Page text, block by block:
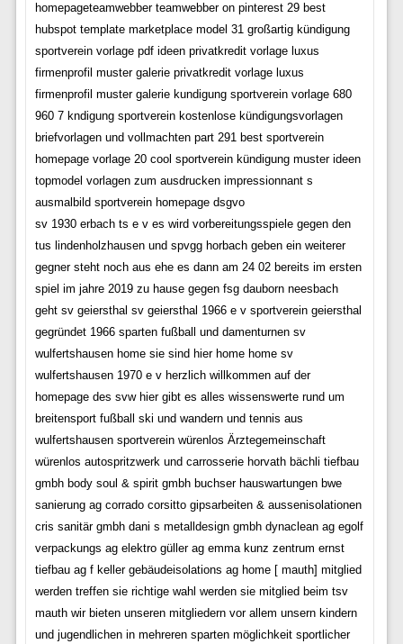
homepageteamwebber teamwebber on pinterest 29 best
hubspot template marketplace model 31 großartig kündigung
sportverein vorlage pdf ideen privatkredit vorlage luxus
firmenprofil muster galerie privatkredit vorlage luxus
firmenprofil muster galerie kundigung sportverein vorlage 680
960 7 kndigung sportverein kostenlose kündigungsvorlagen
briefvorlagen und vollmachten part 291 best sportverein
homepage vorlage 20 cool sportverein kündigung muster ideen
topmodel vorlagen zum ausdrucken impressionnant s
ausmalbild sportverein homepage dsgvo
sv 1930 erbach ts e v es wird vorbereitungsspiele gegen den
tus lindenholzhausen und spvgg horbach geben ein weiterer
gegner steht noch aus ehe es dann am 24 02 bereits im ersten
spiel im jahre 2019 zu hause gegen fsg dauborn neesbach
geht sv geiersthal sv geiersthal 1966 e v sportverein geiersthal
gegründet 1966 sparten fußball und damenturnen sv
wulfertshausen home sie sind hier home home sv
wulfertshausen 1970 e v herzlich willkommen auf der
homepage des svw hier gibt es alles wissenswerte rund um
breitensport fußball ski und wandern und tennis aus
wulfertshausen sportverein würenlos Ärztegemeinschaft
würenlos autospritzwerk und carrosserie horvath bächli tiefbau
gmbh body soul & spirit gmbh buchser hauswartungen bwe
sanierung ag corrado corsitto gipsarbeiten & aussenisolationen
cris sanitär gmbh dani s metalldesign gmbh dynaclean ag egolf
verpackungs ag elektro güller ag emma kunz zentrum ernst
tiefbau ag f keller gebäudeisolations ag home [ mauth] mitglied
werden treffen sie richtige wahl werden sie mitglied beim tsv
mauth wir bieten unseren mitgliedern vor allem unsern kindern
und jugendlichen in mehreren sparten möglichkeit sportlicher